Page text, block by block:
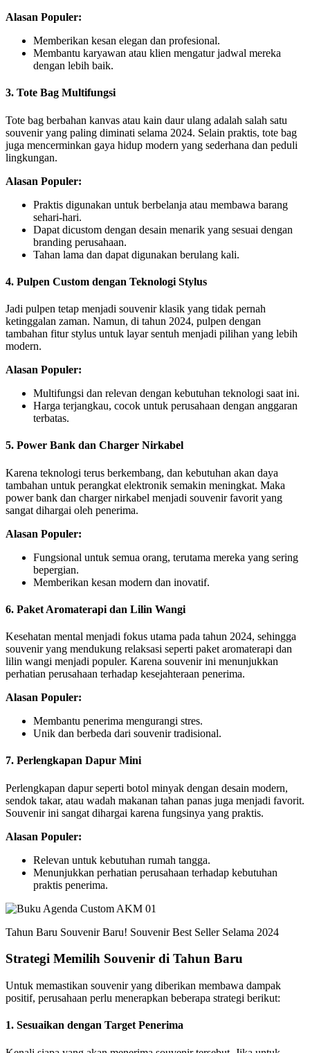
Alasan Populer:
Memberikan kesan elegan dan profesional.
Membantu karyawan atau klien mengatur jadwal mereka
dengan lebih baik.
3. Tote Bag Multifungsi
Tote bag berbahan kanvas atau kain daur ulang adalah salah satu
souvenir yang paling diminati selama 2024. Selain praktis, tote bag
juga mencerminkan gaya hidup modern yang sederhana dan peduli
lingkungan.
Alasan Populer:
Praktis digunakan untuk berbelanja atau membawa barang
sehari-hari.
Dapat dicustom dengan desain menarik yang sesuai dengan
branding perusahaan.
Tahan lama dan dapat digunakan berulang kali.
4. Pulpen Custom dengan Teknologi Stylus
Jadi pulpen tetap menjadi souvenir klasik yang tidak pernah
ketinggalan zaman. Namun, di tahun 2024, pulpen dengan
tambahan fitur stylus untuk layar sentuh menjadi pilihan yang lebih
modern.
Alasan Populer:
Multifungsi dan relevan dengan kebutuhan teknologi saat ini.
Harga terjangkau, cocok untuk perusahaan dengan anggaran
terbatas.
5. Power Bank dan Charger Nirkabel
Karena teknologi terus berkembang, dan kebutuhan akan daya
tambahan untuk perangkat elektronik semakin meningkat. Maka
power bank dan charger nirkabel menjadi souvenir favorit yang
sangat dihargai oleh penerima.
Alasan Populer:
Fungsional untuk semua orang, terutama mereka yang sering
bepergian.
Memberikan kesan modern dan inovatif.
6. Paket Aromaterapi dan Lilin Wangi
Kesehatan mental menjadi fokus utama pada tahun 2024, sehingga
souvenir yang mendukung relaksasi seperti paket aromaterapi dan
lilin wangi menjadi populer. Karena souvenir ini menunjukkan
perhatian perusahaan terhadap kesejahteraan penerima.
Alasan Populer:
Membantu penerima mengurangi stres.
Unik dan berbeda dari souvenir tradisional.
7. Perlengkapan Dapur Mini
Perlengkapan dapur seperti botol minyak dengan desain modern,
sendok takar, atau wadah makanan tahan panas juga menjadi favorit.
Souvenir ini sangat dihargai karena fungsinya yang praktis.
Alasan Populer:
Relevan untuk kebutuhan rumah tangga.
Menunjukkan perhatian perusahaan terhadap kebutuhan
praktis penerima.
Tahun Baru Souvenir Baru! Souvenir Best Seller Selama 2024
Strategi Memilih Souvenir di Tahun Baru
Untuk memastikan souvenir yang diberikan membawa dampak
positif, perusahaan perlu menerapkan beberapa strategi berikut:
1. Sesuaikan dengan Target Penerima